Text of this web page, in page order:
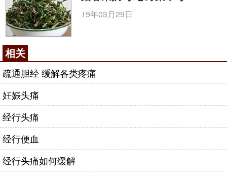
19年03月29日
相关
疏通胆经 缓解各类疼痛
妊娠头痛
经行头痛
经行便血
经行头痛如何缓解